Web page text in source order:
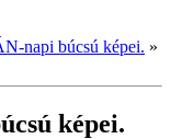
napi búcsú képei. »
képei.